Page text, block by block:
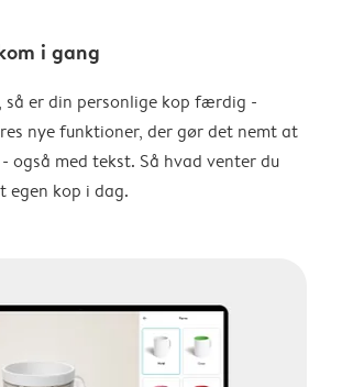
i gang
så er din personlige kop færdig -
nye funktioner, der gør det nemt at
også med tekst. Så hvad venter du
egen kop i dag.